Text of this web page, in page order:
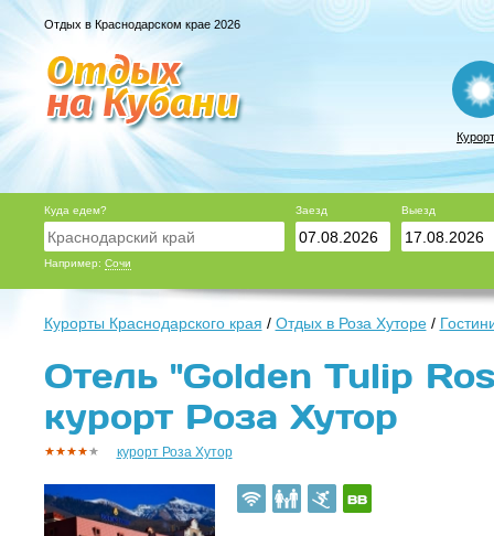
Отдых в Краснодарском крае 2026
Куда едем?
Например: Сочи
Заезд Выезд
Курорты Краснодарского края / Отдых в Роза Хуторе/
Отель "Golden Tulip
курорт Роза Хутор
курорт Роза Хутор